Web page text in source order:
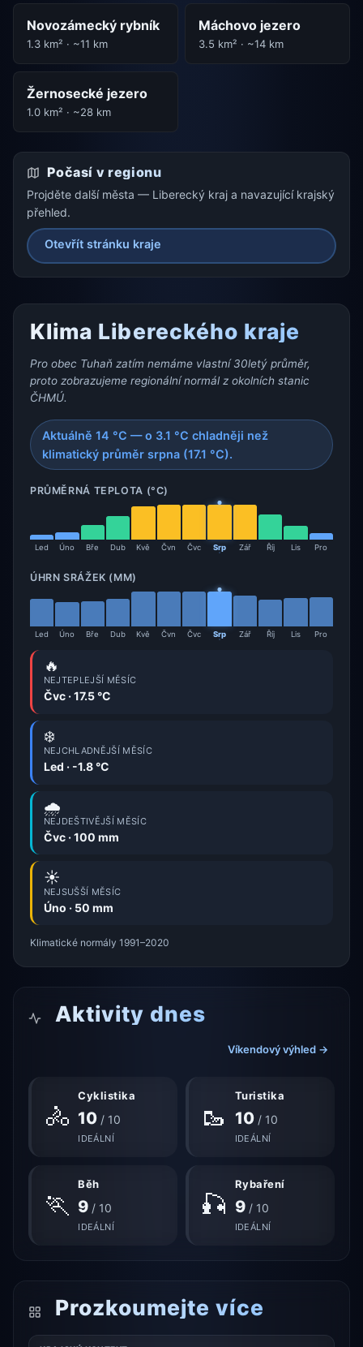
Novozámecký rybník
1.3 km² · ~11 km
Máchovo jezero
3.5 km² · ~14 km
Žernosecké jezero
1.0 km² · ~28 km
Počasí v regionu
Projděte další města — Liberecký kraj a navazující krajský
přehled.
Otevřít stránku kraje
Klima Libereckého kraje
Pro obec Tuhaň zatím nemáme vlastní 30letý průměr,
proto zobrazujeme regionální normál z okolních stanic
ČHMÚ.
Aktuálně 14 °C — o 3.1 °C chladněji než
klimatický průměr srpna (17.1 °C).
PRŮMĚRNÁ TEPLOTA (°C)
Led Úno Bře Dub Kvě Čvn Čvc Srp Zář Říj Lis Pro
ÚHRN SRÁŽEK (MM)
Led Úno Bře Dub Kvě Čvn Čvc Srp Zář Říj Lis Pro
🔥
NEJTEPLEJŠÍ MĚSÍC
Čvc · 17.5 °C
❄️
NEJCHLADNĚJŠÍ MĚSÍC
Led · -1.8 °C
🌧️
NEJDEŠTIVĚJŠÍ MĚSÍC
Čvc · 100 mm
☀️
NEJSUŠŠÍ MĚSÍC
Úno · 50 mm
Klimatické normály 1991–2020
Aktivity dnes
Víkendový výhled →
🚴
Cyklistika
10 / 10
IDEÁLNÍ
🥾
Turistika
10/ 10
IDEÁLNÍ
🏃
Běh
9 / 10
IDEÁLNÍ
🎣
Rybaření
9/ 10
IDEÁLNÍ
Prozkoumejte více